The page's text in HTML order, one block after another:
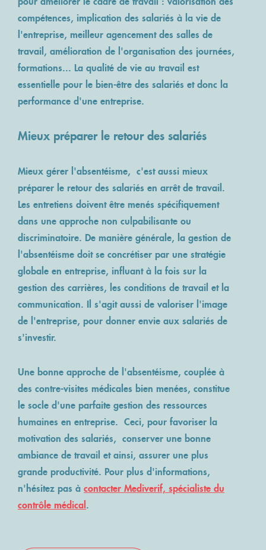
compétences, implication des salariés à la vie de
l'entreprise, meilleur agencement des salles de
travail, amélioration de l'organisation des journées,
formations... La qualité de vie au travail est
essentielle pour le bien-être des salariés et donc la
performance d'une entreprise.
Mieux préparer le retour des salariés
Mieux gérer l'absentéisme, c'est aussi mieux
préparer le retour des salariés en arrêt de travail.
Les entretiens doivent être menés spécifiquement
dans une approche non culpabilisante ou
discriminatoire. De manière générale, la gestion de
l'absentéisme doit se concrétiser par une stratégie
globale en entreprise, influant à la fois sur la
gestion des carrières, les conditions de travail et la
communication. Il s'agit aussi de valoriser l'image
de l'entreprise, pour donner envie aux salariés de
s'investir.
Une bonne approche de l'absentéisme, couplée à
des contre-visites médicales bien menées, constitue
le socle d'une parfaite gestion des ressources
humaines en entreprise. Ceci, pour favoriser la
motivation des salariés, conserver une bonne
ambiance de travail et ainsi, assurer une plus
grande productivité. Pour plus d'informations,
n'hésitez pas à contacter Mediverif, spécialiste du
contrôle médical .